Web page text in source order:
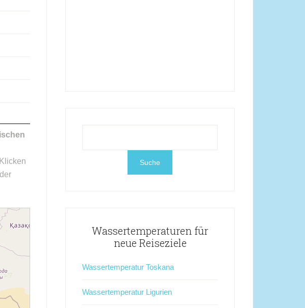
Wassertemperaturen für
neue Reiseziele
Wassertemperatur Toskana
Wassertemperatur Ligurien